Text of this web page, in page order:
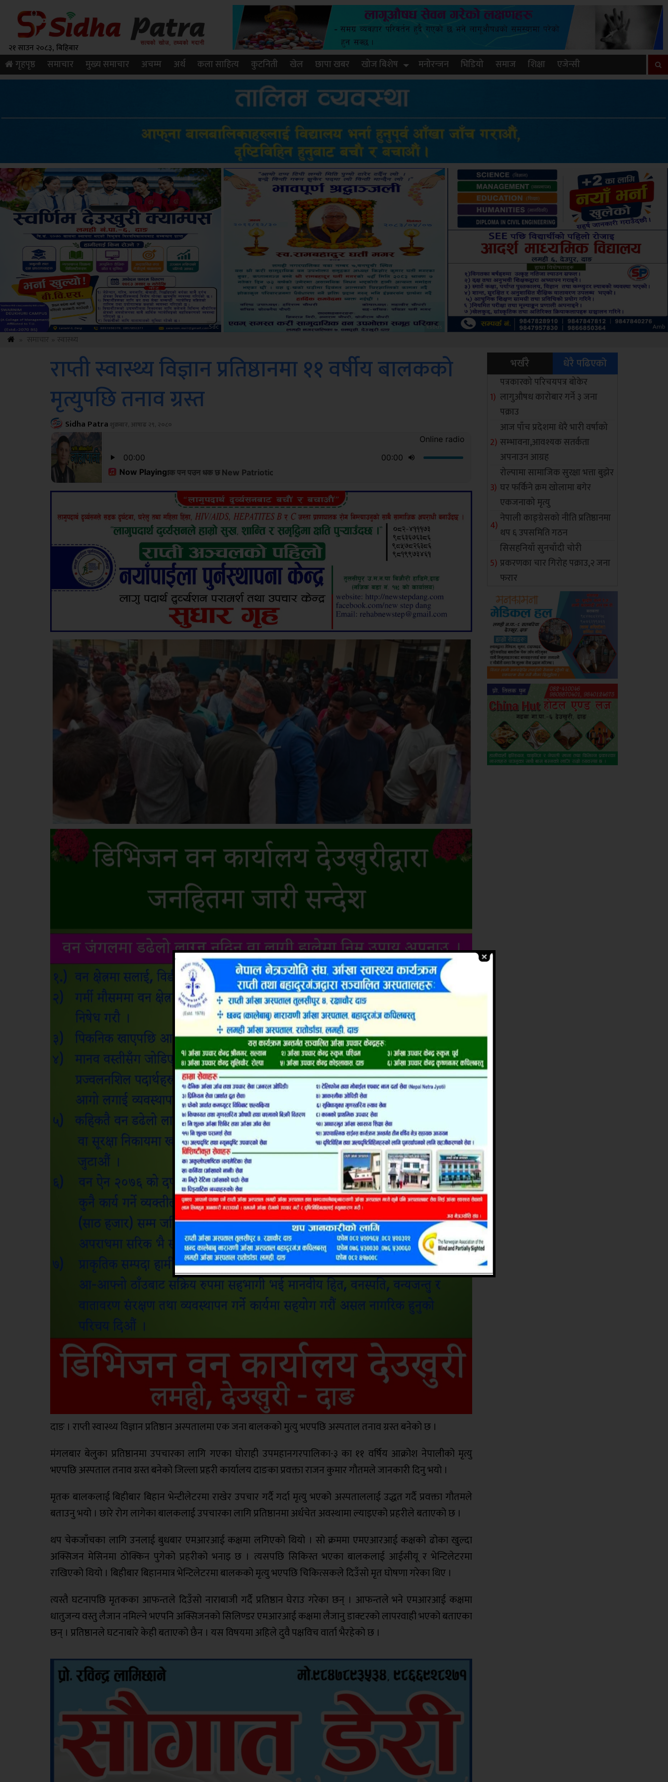
२१ साउन २०८३, बिहिबार
गृहपृष्ठ समाचार मुख्य समाचार अचम्म अर्थ कला साहित्य कुटनिती खेल छापा खबर खोज बिशेष मनोरन्जन भिडियो समाज शिक्षा एजेन्सी
ksbus Amb Sdc
राप्ती स्वास्थ्य विज्ञान प्रतिष्ठानमा ११ वर्षीय बालकको
मृत्युपछि तनाव ग्रस्त
Sidha Patra शुक्रबार, आषाढ २९, २०८०
दाङ । राप्ती स्वास्थ्य विज्ञान प्रतिष्ठान अस्पतालमा एक जना बालकको मुत्यु भएपछि अस्पताल तनाव ग्रस्त बनेको छ ।
मंगलबार बेलुका प्रतिष्ठानमा उपचारका लागि गएका घोराही उपमहानगरपालिका-३ का ११ वर्षिय आक्रोश नेपालीको मृत्यु
भएपछि अस्पताल तनाव ग्रस्त बनेको जिल्ला प्रहरी कार्यालय दाङका प्रवक्ता राजन कुमार गौतमले जानकारी दिनु भयो ।
मृतक बालकलाई बिहीबार बिहान भेन्टीलेटरमा राखेर उपचार गर्दै गर्दा मृत्यु भएको अस्पताललाई उद्धत गर्दै प्रवक्ता गौतमले
बताउनु भयो । छारे रोग लागेका बालकलाई उपचारका लागि प्रतिष्ठानमा अर्धचेत अवस्थामा ल्याइएको प्रहरीले बताएको छ ।
थप चेकजाँचका लागि उनलाई बुधबार एमआरआई कक्षमा लगिएको थियो । सो क्रममा एमएआरआई कक्षको ढोका खुल्दा
अक्सिजन मेसिनमा ठोक्किन पुगेको प्रहरीको भनाइ छ । त्यसपछि सिकिस्त भएका बालकलाई आईसीयू र भेन्टिलेटरमा
राखिएको थियो । बिहीबार बिहानमात्र भेन्टिलेटरमा बालकको मृत्यु भएपछि चिकित्सकले दिउँसो मृत घोषणा गरेका थिए ।
त्यस्तै घटनापछि मृतकका आफन्तले दिउँसो नाराबाजी गर्दै प्रतिष्ठान घेराउ गरेका छन् । आफन्तले भने एमआरआई कक्षमा
धातुजन्य वस्तु लैजान नमिल्ने भएपनि अक्सिजनको सिलिण्डर एमआरआई कक्षमा लैजानु डाक्टरको लापरवाही भएको बताएका
छन् । प्रतिष्ठानले घटनाबारे केही बताएको छैन । यस विषयमा अहिले दुवै पक्षविच वार्ता भैरहेको छ ।
भर्खरै धेरै पढिएको
पत्रकारको परिचयपत्र बोकेर
लागुऔषध कारोबार गर्ने ३ जना
पक्राउ
आज पाँच प्रदेशमा धेरै भारी वर्षाको
सम्भावना,आवश्यक सतर्कता
अपनाउन आग्रह
रोल्पामा सामाजिक सुरक्षा भत्ता बुझेर
घर फर्किने क्रम खोलामा बगेर
एकजनाको मृत्यु
नेपाली काङ्ग्रेसको नीति प्रतिष्ठानमा
थप ६ उपसमिति गठन
सिसहनियाँ सुनचाँदी चोरी
प्रकरणका चार गिरोह पक्राउ,२ जना
फरार